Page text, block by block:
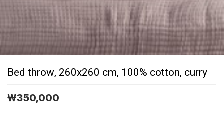
Bed throw, 260x260 cm, 100% cotton, curry
￦350,000